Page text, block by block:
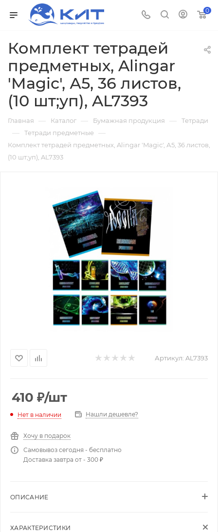
0
Комплект тетрадей
предметных, Alingar
'Magic', А5, 36 листов,
(10 шт;уп), AL7393
Главная — Каталог — Бумажная продукция — Тетради
— Тетради предметные —
Комплект тетрадей предметных, Alingar 'Magic', А5, 36 листов,
(10 шт;уп), AL7393
Артикул: AL7393
410 ₽/шт
Нет в наличии Нашли дешевле?
Хочу в подарок
Самовывоз сегодня - бесплатно
Доставка завтра от - 300 ₽
ОПИСАНИЕ
ХАРАКТЕРИСТИКИ